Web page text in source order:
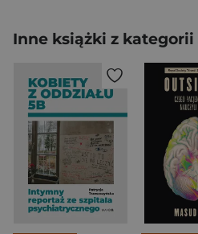
Inne książki z kategorii